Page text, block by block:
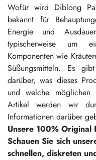
Wofür wird Diblong
bekannt für
Energie und
typischerweise um
Komponenten wie
Süßungsmitteln. Es
darüber, was dieses
und welche
Artikel werden wir
Informationen darüber
Unsere 100% Original
Schauen Sie sich
schnellen, diskreten